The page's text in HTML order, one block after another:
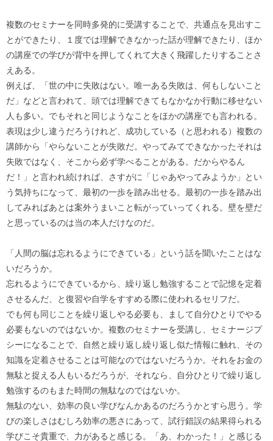
複数のセミナーを同時多発的に受講することで、共通点を見出すこ
とができたり、１度では理解できなかった話が理解できたり、ほか
の講座での学びが背中を押してくれて大きく飛躍したりすることさ
えある。
例えば、「世の中に失敗はない。唯一ある失敗は、何もしないこと
だ」などと言われて、頭では理解できてもなかなか行動に移せない
人も多い。でもそれと同じようなことをほかの講座でも言われる。
表現は少し違うだろうけれど、成功している（と思われる）複数の
講師から「やらないことが失敗だ。やってみてできなかったそれは
失敗ではなく、そこから必ず学べることがある。だからやるん
だ！」と言われ続ければ、さすがに「じゃあやってみようか」とい
う気持ちになって、最初の一歩を踏み出せる。最初の一歩を踏み出
してみればあとは案外うまいこと転がっていってくれる。壁を壁だ
と思っているのは当の本人だけなのだ。
「人間の脳は忘れるようにできている」という話を聞いたことはな
いだろうか。
忘れるようにできているから、繰り返し勉強することで記憶を定着
させるんだ、と復習や自学をすすめる際に使われるセリフだ。
でも何も同じことを繰り返しやる必要も、まして自分ひとりでやる
必要もないのではないか。複数のセミナーを受講し、セミナージプ
シーになることで、自然と繰り返し繰り返し似た情報に触れ、その
知識を定着させることは可能なのではないだろうか。それをお金の
無駄と捉える人もいるだろうが、それなら、自分ひとりで繰り返し
勉強するのもまた時間の無駄なのではないか。
無駄のない、効率の良い学びなんかあるのだろうかとすら思う。学
びの楽しさはむしろ効率の悪さにあって、試行錯誤の結果得られる
学びこそ貴重で、力があると感じる。「あ、わかった！」と感じる